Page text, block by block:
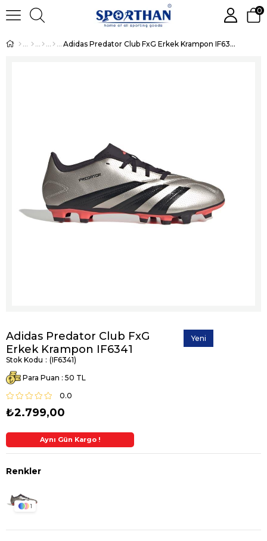
0
Adidas Predator Club FxG Erkek Krampon IF6341
Adidas Predator Club FxG
Erkek Krampon IF6341
Yeni
Stok Kodu
(IF6341)
Para Puan : 50
0.0
₺2.799,00
Aynı Gün Kargo !
1